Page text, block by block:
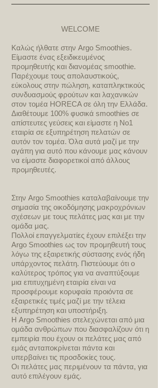
WELCOME
Καλώς ήλθατε στην Argo Smoothies.
Είμαστε ένας εξειδικευμένος
προμηθευτής και διανομέας smoothie.
Παρέχουμε τους απολαυστικούς,
εύκολους στην πώληση, καταπληκτικούς
συνδυασμούς φρούτων και λαχανικών
στον τομέα HORECA σε όλη την Ελλάδα.
Διαθέτουμε 100% φυσικά smoothies σε
απίστευτες γεύσεις και είμαστε η Νο1
εταιρία σε εξυπηρέτηση πελατών σε
αυτόν τον τομέα. Όλα αυτά μαζί με την
αγάπη για αυτό που κάνουμε μας κάνουν
να είμαστε διαφορετικοί από άλλους
προμηθευτές.
Στην Argo Smoothies καταλαβαίνουμε την
σημασία της οικοδόμησης μακροχρόνιων
σχέσεων με τους πελάτες μας και με την
ομάδα μας.
Πολλοί επαγγελματίες έχουν επιλέξει την
Argo Smoothies ως τον προμηθευτή τους
λόγω της εξαιρετικής σύστασης ενός ήδη
υπάρχοντος πελάτη. Πιστεύουμε ότι ο
καλύτερος τρόπος για να αναπτύξουμε
μια επιτυχημένη εταιρία είναι να
προσφέρουμε κορυφαία προιόντα σε
εξαιρετικές τιμές μαζί με την τέλεια
εξυπηρέτηση και υποστήριξη.
Η Argo Smoothies στελεχώνεται από μια
ομάδα ανθρώπων που διασφαλίζουν ότι η
εμπειρία που έχουν οι πελάτες μας από
εμάς ανταποκρίνεται πάντα και
υπερβαίνει τις προσδοκίες τους.
Οι πελάτες μας περιμένουν τα πάντα, για
αυτό επιλέγουν εμάς.